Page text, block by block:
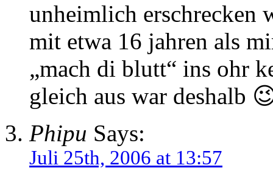
unheimlich erschrecken
mit etwa 16 jahren als
„mach di blutt“ ins ohr
gleich aus war deshalb
Phipu Says:
Juli 25th, 2006 at 13:57